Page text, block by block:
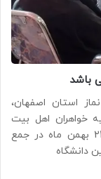
باشد
استان اصفهان،
خواهران اهل بیت
علیهم السلام ملک شهر روز دوشنبه 24 بهمن ماه در جمع
دانشگاه